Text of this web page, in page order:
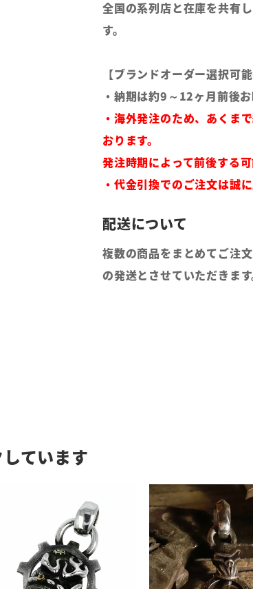
全国の系列店と在庫を共有
す。
【ブランドオーダー選択可能
・納期は約9～12ヶ月前後お
・海外発注のため、あくま
おります。
発注時期によって前後する
・代金引換でのご注文は誠
複数の商品をまとめてご注
の発送とさせていただきます
ています